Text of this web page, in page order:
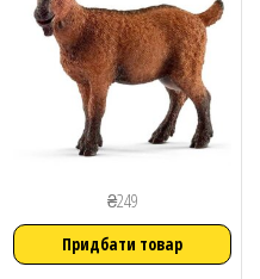
₴249
Придбати товар